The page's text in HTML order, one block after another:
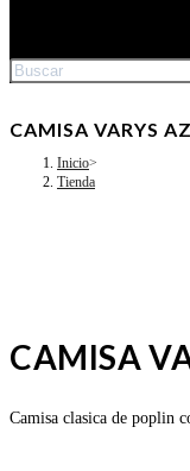
CAMISA VARYS
Inicio>
Tienda
CAMISA
Camisa clasica de poplin